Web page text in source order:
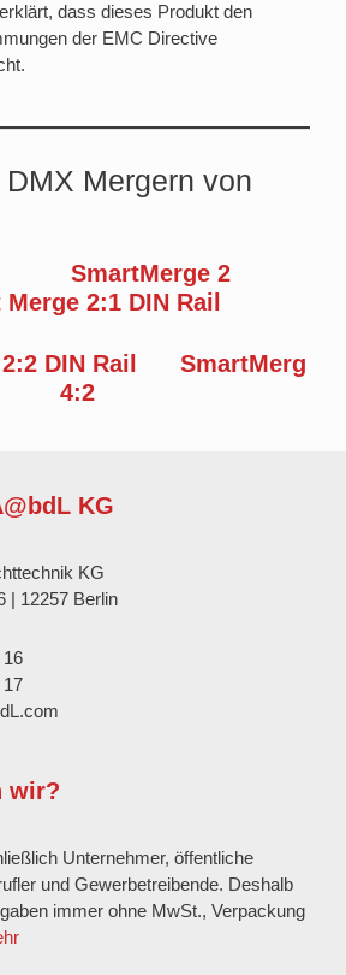
dass dieses Produkt den
der EMC Directive
Mergern von
SmartMerge 2
2:1 DIN Rail
DIN Rail
SmartMerg
4:2
KG
KG
| 12257 Berlin
16
17
wir?
Unternehmer, öffentliche
und Gewerbetreibende. Deshalb
immer ohne MwSt., Verpackung